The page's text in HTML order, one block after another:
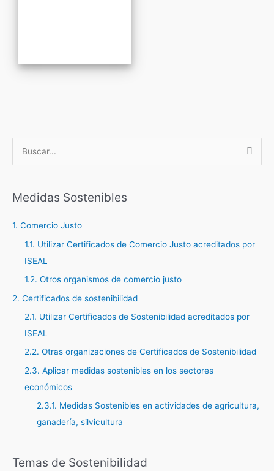
c
r
:
Medidas Sostenibles
1. Comercio Justo
1.1. Utilizar Certificados de Comercio Justo acreditados por
ISEAL
1.2. Otros organismos de comercio justo
2. Certificados de sostenibilidad
2.1. Utilizar Certificados de Sostenibilidad acreditados por
ISEAL
2.2. Otras organizaciones de Certificados de Sostenibilidad
2.3. Aplicar medidas sostenibles en los sectores
económicos
2.3.1. Medidas Sostenibles en actividades de agricultura,
ganadería, silvicultura
Temas de Sostenibilidad